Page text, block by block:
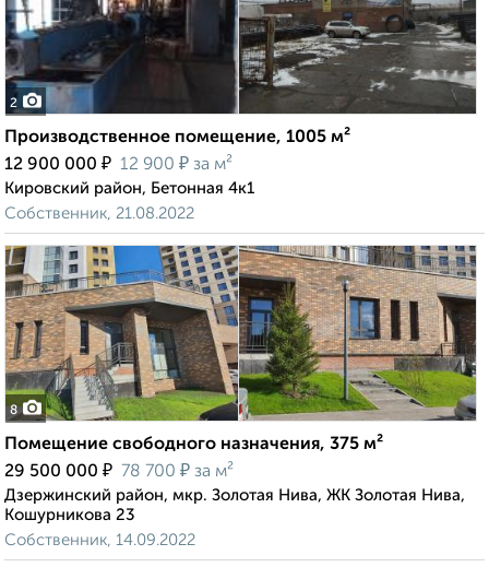
2
Производственное помещение, 1005 м²
12 900 000 ₽ 12 900 ₽ за м²
Кировский район, Бетонная 4к1
Собственник, 21.08.2022
8
Помещение свободного назначения, 375 м²
29 500 000 ₽ 78 700 ₽ за м²
Дзержинский район, мкр. Золотая Нива, ЖК Золотая Нива,
Кошурникова 23
Собственник, 14.09.2022